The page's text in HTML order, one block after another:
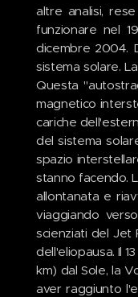
altre analisi,
funzionare nel
dicembre 2004.
sistema solare.
Questa
magnetico
cariche
del sistema
spazio
stanno facendo.
allontanata e
viaggiando
scienziati del Jet
dell'eliopausa. Il
km) dal Sole, la
aver raggiunto